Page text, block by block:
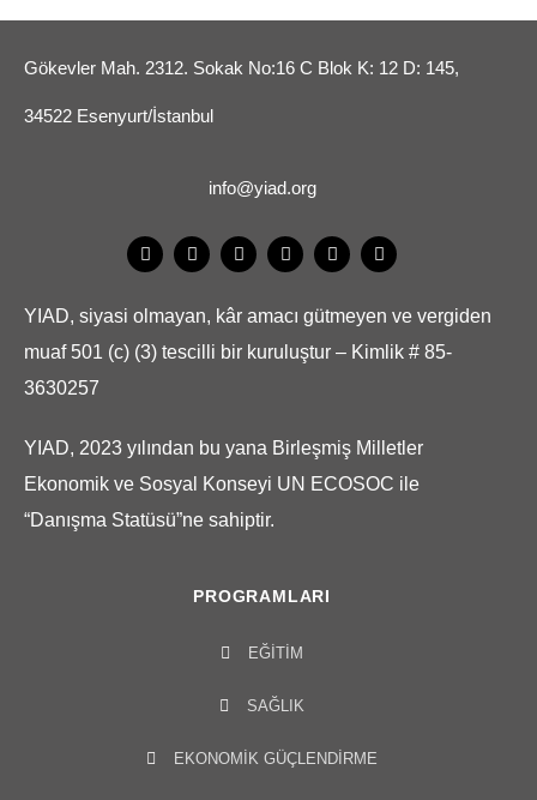
Gökevler Mah. 2312. Sokak No:16 C Blok K: 12 D: 145,
34522 Esenyurt/İstanbul
info@yiad.org
YIAD, siyasi olmayan, kâr amacı gütmeyen ve vergiden
muaf 501 (c) (3) tescilli bir kuruluştur – Kimlik # 85-
3630257
YIAD, 2023 yılından bu yana Birleşmiş Milletler
Ekonomik ve Sosyal Konseyi UN ECOSOC ile
“Danışma Statüsü”ne sahiptir.
PROGRAMLARI
EĞITIM
SAĞLIK
EKONOMIK GÜÇLENDIRME